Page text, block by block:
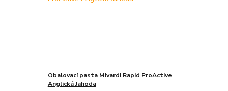
Obalovací pasta Mivardi Rapid ProActive
Anglická Jahoda